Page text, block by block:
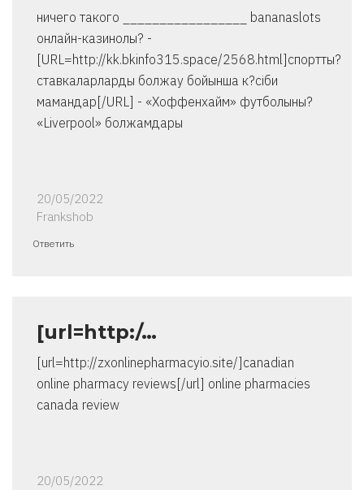
ничего такого _________________ bananaslots
онлайн-казинолы? -
[URL=http://kk.bkinfo315.space/2568.html]спортты?
ставкаларларды болжау бойынша к?сіби
мамандар[/URL] - «Хоффенхайм» футболыны?
«Liverpool» болжамдары
20/05/2022
Frankshob
Ответить
[url=http:/…
[url=http://zxonlinepharmacyio.site/]canadian
online pharmacy reviews[/url] online pharmacies
canada review
20/05/2022